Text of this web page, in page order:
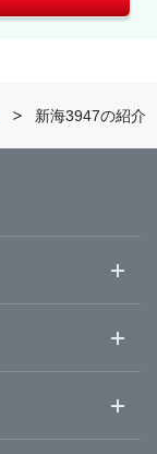
新海3947の紹介